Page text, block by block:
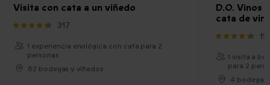
Visita con cata a un viñedo
317
1 experiencia enológica con cata para 2
personas
62 bodegas y viñedos
D.O. Vinos
cata de
19
1 visita a
para 2
4 bodegas